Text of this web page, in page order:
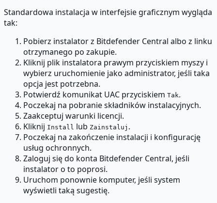
Standardowa instalacja w interfejsie graficznym wygląda
tak:
Pobierz instalator z Bitdefender Central albo z linku
otrzymanego po zakupie.
Kliknij plik instalatora prawym przyciskiem myszy i
wybierz uruchomienie jako administrator, jeśli taka
opcja jest potrzebna.
Potwierdź komunikat UAC przyciskiem Tak.
Poczekaj na pobranie składników instalacyjnych.
Zaakceptuj warunki licencji.
Kliknij Install lub Zainstaluj .
Poczekaj na zakończenie instalacji i konfigurację
usług ochronnych.
Zaloguj się do konta Bitdefender Central, jeśli
instalator o to poprosi.
Uruchom ponownie komputer, jeśli system
wyświetli taką sugestię.